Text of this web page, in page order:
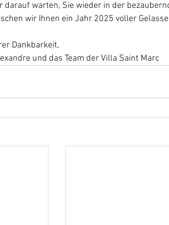
darauf warten, Sie wieder in der
wir Ihnen ein Jahr 2025 voller
Dankbarkeit,
und das Team der Villa Saint Marc